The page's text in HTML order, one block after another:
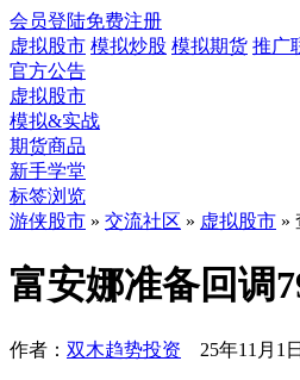
会员登陆免费注册
虚拟股市 模拟炒股 模拟期货 推广
官方公告
虚拟股市
模拟&实战
期货商品
新手学堂
标签浏览
游侠股市 » 交流社区 » 虚拟股市 »
富安娜准备回调
作者： 双木趋势投资 25年11月1